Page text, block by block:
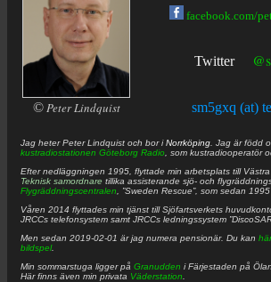
© Peter Lindquist
facebook.com/
Twitter
sm5gxq (at)
Jag heterPeter Lindquist och bor iNorrköping . Jag är född
kustradiostationen Göteborg Radio , som kustradiooperatör
Efter nedläggningen 1995, flyttade min arbetsplats till
Teknisk samordnare tillika assisterande sjö- och
Flygräddningscentralen , ”Sweden Rescue”, som sedan
Våren 2014 flyttades min tjänst till Sjöfartsverkets
JRCCs telefonsystem samt JRCCs ledningssystem
Men sedan 2019-02-01 är jag numera pensionär. Du kan
bildspel.
Min sommarstuga ligger på Granudden i Färjestaden på
Här finns även min privata Väderstation